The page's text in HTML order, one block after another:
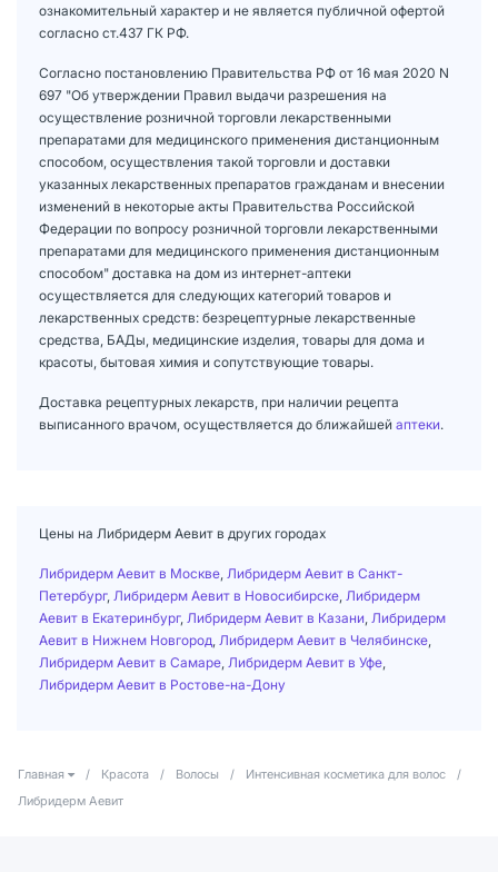
ознакомительный характер и не является публичной офертой
согласно ст.437 ГК РФ.
Согласно постановлению Правительства РФ от 16 мая 2020 N
697 "Об утверждении Правил выдачи разрешения на
осуществление розничной торговли лекарственными
препаратами для медицинского применения дистанционным
способом, осуществления такой торговли и доставки
указанных лекарственных препаратов гражданам и внесении
изменений в некоторые акты Правительства Российской
Федерации по вопросу розничной торговли лекарственными
препаратами для медицинского применения дистанционным
способом" доставка на дом из интернет-аптеки
осуществляется для следующих категорий товаров и
лекарственных средств: безрецептурные лекарственные
средства, БАДы, медицинские изделия, товары для дома и
красоты, бытовая химия и сопутствующие товары.
Доставка рецептурных лекарств, при наличии рецепта
выписанного врачом, осуществляется до ближайшей аптеки.
Цены на Либридерм Аевит в других городах
Либридерм Аевит в Москве Либридерм Аевит в Санкт-
Петербург, Либридерм Аевит в Новосибирске Либридерм
Аевит в Екатеринбург, Либридерм Аевит в Казани Либридерм
Аевит в Нижнем Новгород Либридерм Аевит в Челябинске
Либридерм Аевит в Самаре Либридерм Аевит в Уфе
Либридерм Аевит в Ростове-на-Дону
Главная / Красота / Волосы / Интенсивная косметика для волос
/
Либридерм Аевит